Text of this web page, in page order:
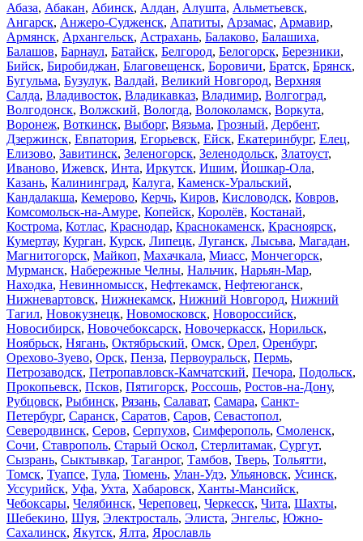
Абаза, Абакан, Абинск, Алдан, Алушта, Альметьевск,
Ангарск, Анжеро-Судженск, Апатиты, Арзамас, Армавир,
Армянск, Архангельск, Астрахань, Балаково, Балашиха,
Балашов, Барнаул, Батайск, Белгород, Белогорск, Березники,
Бийск, Биробиджан, Благовещенск, Боровичи, Братск, Брянск,
Бугульма, Бузулук, Валдай, Великий Новгород, Верхняя
Салда, Владивосток, Владикавказ, Владимир, Волгоград,
Волгодонск, Волжский, Вологда, Волоколамск, Воркута,
Воронеж, Воткинск, Выборг, Вязьма, Грозный, Дербент,
Дзержинск, Евпатория, Егорьевск, Ейск, Екатеринбург, Елец,
Елизово, Завитинск, Зеленогорск, Зеленодольск, Златоуст,
Иваново, Ижевск, Инта, Иркутск, Ишим, Йошкар-Ола,
Казань, Калининград, Калуга, Каменск-Уральский,
Кандалакша, Кемерово, Керчь, Киров, Кисловодск, Ковров,
Комсомольск-на-Амуре, Копейск, Королёв, Костанай,
Кострома, Котлас, Краснодар, Краснокаменск, Красноярск,
Кумертау, Курган, Курск, Липецк, Луганск, Лысьва, Магадан,
Магнитогорск, Майкоп, Махачкала, Миасс, Мончегорск,
Мурманск, Набережные Челны, Нальчик, Нарьян-Мар,
Находка, Невинномысск, Нефтекамск, Нефтеюганск,
Нижневартовск, Нижнекамск, Нижний Новгород, Нижний
Тагил, Новокузнецк, Новомосковск, Новороссийск,
Новосибирск, Новочебоксарск, Новочеркасск, Норильск,
Ноябрьск, Нягань, Октябрьский, Омск, Орел, Оренбург,
Орехово-Зуево, Орск, Пенза, Первоуральск, Пермь,
Петрозаводск, Петропавловск-Камчатский, Печора, Подольск,
Прокопьевск, Псков, Пятигорск, Россошь, Ростов-на-Дону,
Рубцовск, Рыбинск, Рязань, Салават, Самара, Санкт-
Петербург, Саранск, Саратов, Саров, Севастопол,
Северодвинск, Серов, Серпухов, Симферополь, Смоленск,
Сочи, Ставрополь, Старый Оскол, Стерлитамак, Сургут,
Сызрань, Сыктывкар, Таганрог, Тамбов, Тверь, Тольятти,
Томск, Туапсе, Тула, Тюмень, Улан-Удэ, Ульяновск, Усинск,
Уссурийск, Уфа, Ухта, Хабаровск, Ханты-Мансийск,
Чебоксары, Челябинск, Череповец, Черкесск, Чита, Шахты,
Шебекино, Шуя, Электросталь, Элиста, Энгельс, Южно-
Сахалинск, Якутск, Ялта, Ярославль